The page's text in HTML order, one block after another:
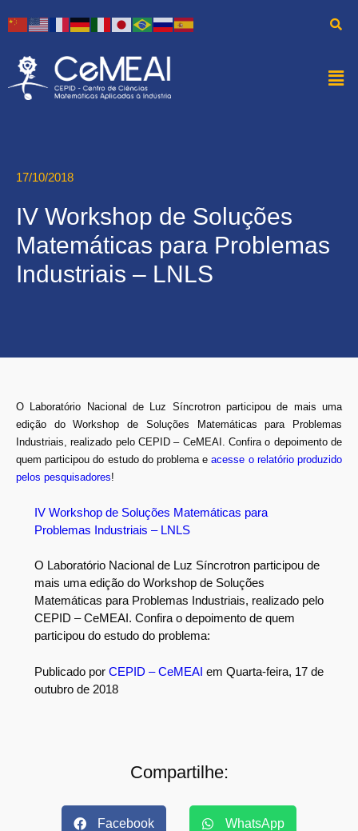
17/10/2018
IV Workshop de Soluções
Matemáticas para Problemas
Industriais – LNLS
O Laboratório Nacional de Luz Síncrotron participou de mais uma
edição do Workshop de Soluções Matemáticas para Problemas
Industriais, realizado pelo CEPID – CeMEAI. Confira o depoimento de
quem participou do estudo do problema eacesse o relatório produzido
pelos pesquisadores!
IV Workshop de Soluções Matemáticas para
Problemas Industriais – LNLS
O Laboratório Nacional de Luz Síncrotron participou de
mais uma edição do Workshop de Soluções
Matemáticas para Problemas Industriais, realizado pelo
CEPID – CeMEAI. Confira o depoimento de quem
participou do estudo do problema:
Publicado por CEPID – CeMEAI em Quarta-feira, 17 de
outubro de 2018
Compartilhe:
Facebook WhatsApp